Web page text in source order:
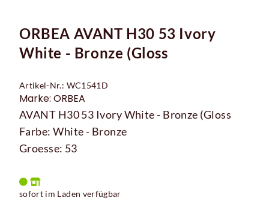
ORBEA AVANT H30 53 Ivory
White - Bronze (Gloss
Artikel-Nr.: WC1541D
Marke: ORBEA
AVANT H30 53 Ivory White - Bronze (Gloss
Farbe: White - Bronze
Groesse: 53
sofort im Laden verfügbar